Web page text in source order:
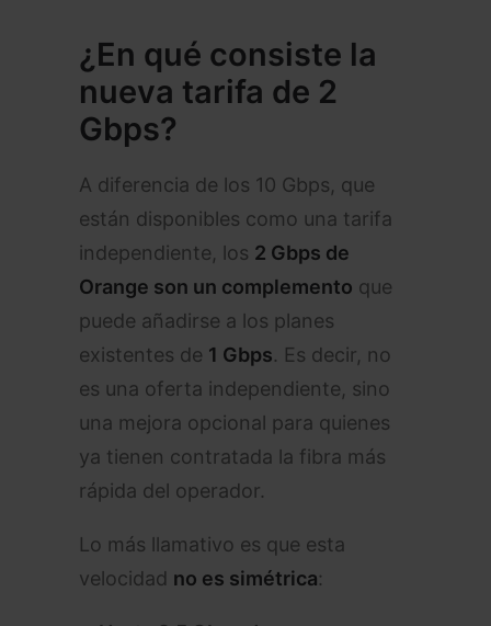
¿En qué consiste la
nueva tarifa de 2
Gbps?
A diferencia de los 10 Gbps, que
están disponibles como una tarifa
independiente, los 2 Gbps de
Orange son un complemento que
puede añadirse a los planes
existentes de 1 Gbps. Es decir, no
es una oferta independiente, sino
una mejora opcional para quienes
ya tienen contratada la fibra más
rápida del operador.
Lo más llamativo es que esta
velocidad no es simétrica: